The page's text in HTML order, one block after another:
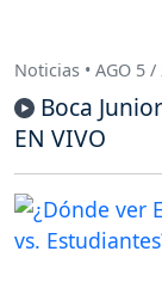
Noticias • AGO 5 /
Boca
EN VIVO